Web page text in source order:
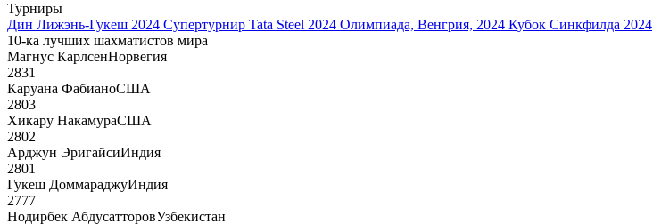
Турниры
Дин Лижэнь-Гукеш 2024 Супертурнир Tata Steel 2024 Олимпиада, Венгрия, 2024 Кубок Синкфилда 2024
10-ка лучших шахматистов мира
Магнус КарлсенНорвегия
2831
Каруана ФабианоСША
2803
Хикару НакамураСША
2802
Арджун ЭригайсиИндия
2801
Гукеш ДоммараджуИндия
2777
Нодирбек АбдусатторовУзбекистан